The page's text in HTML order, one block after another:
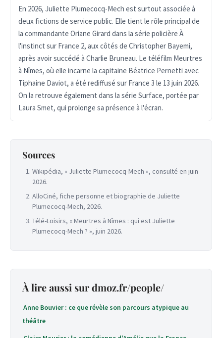
En 2026, Juliette Plumecocq-Mech est surtout associée à
deux fictions de service public. Elle tient le rôle principal de
la commandante Oriane Girard dans la série policière À
l'instinct sur France 2, aux côtés de Christopher Bayemi,
après avoir succédé à Charlie Bruneau. Le téléfilm Meurtres
à Nîmes, où elle incarne la capitaine Béatrice Pernetti avec
Tiphaine Daviot, a été rediffusé sur France 3 le 13 juin 2026.
On la retrouve également dans la série Surface, portée par
Laura Smet, qui prolonge sa présence à l'écran.
Sources
Wikipédia, « Juliette Plumecocq-Mech », consulté en juin
2026.
AlloCiné, fiche personne et biographie de Juliette
Plumecocq-Mech, 2026.
Télé-Loisirs, « Meurtres à Nîmes : qui est Juliette
Plumecocq-Mech ? », juin 2026.
À lire aussi sur dmoz.fr/people/
Anne Bouvier : ce que révèle son parcours atypique au
théâtre